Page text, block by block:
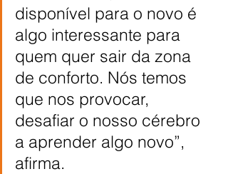
disponível para o novo é
algo interessante para
quem quer sair da zona
de conforto. Nós temos
que nos provocar,
desafiar o nosso cérebro
a aprender algo novo”,
afirma.